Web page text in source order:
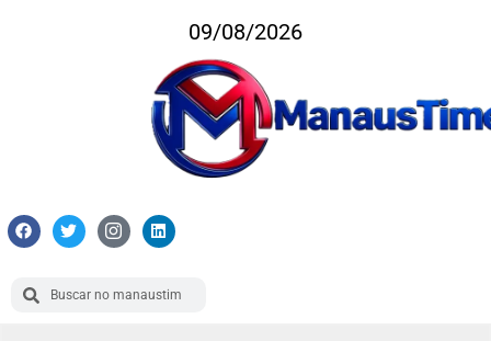
09/08/2026